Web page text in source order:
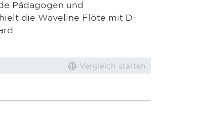
Pädagogen und
die Waveline Flöte mit D-
Vergleich starten